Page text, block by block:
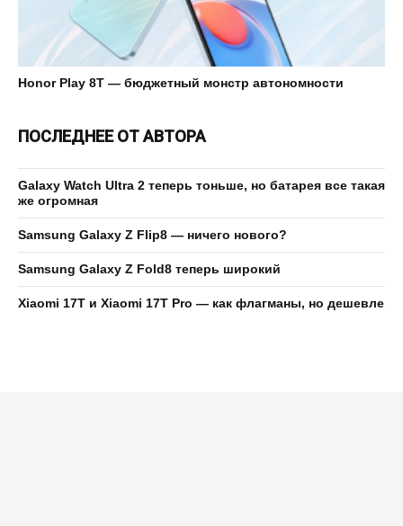
Honor Play 8T — бюджетный монстр автономности
ПОСЛЕДНЕЕ ОТ АВТОРА
Galaxy Watch Ultra 2 теперь тоньше, но батарея все такая
же огромная
Samsung Galaxy Z Flip8 — ничего нового?
Samsung Galaxy Z Fold8 теперь широкий
Xiaomi 17T и Xiaomi 17T Pro — как флагманы, но дешевле